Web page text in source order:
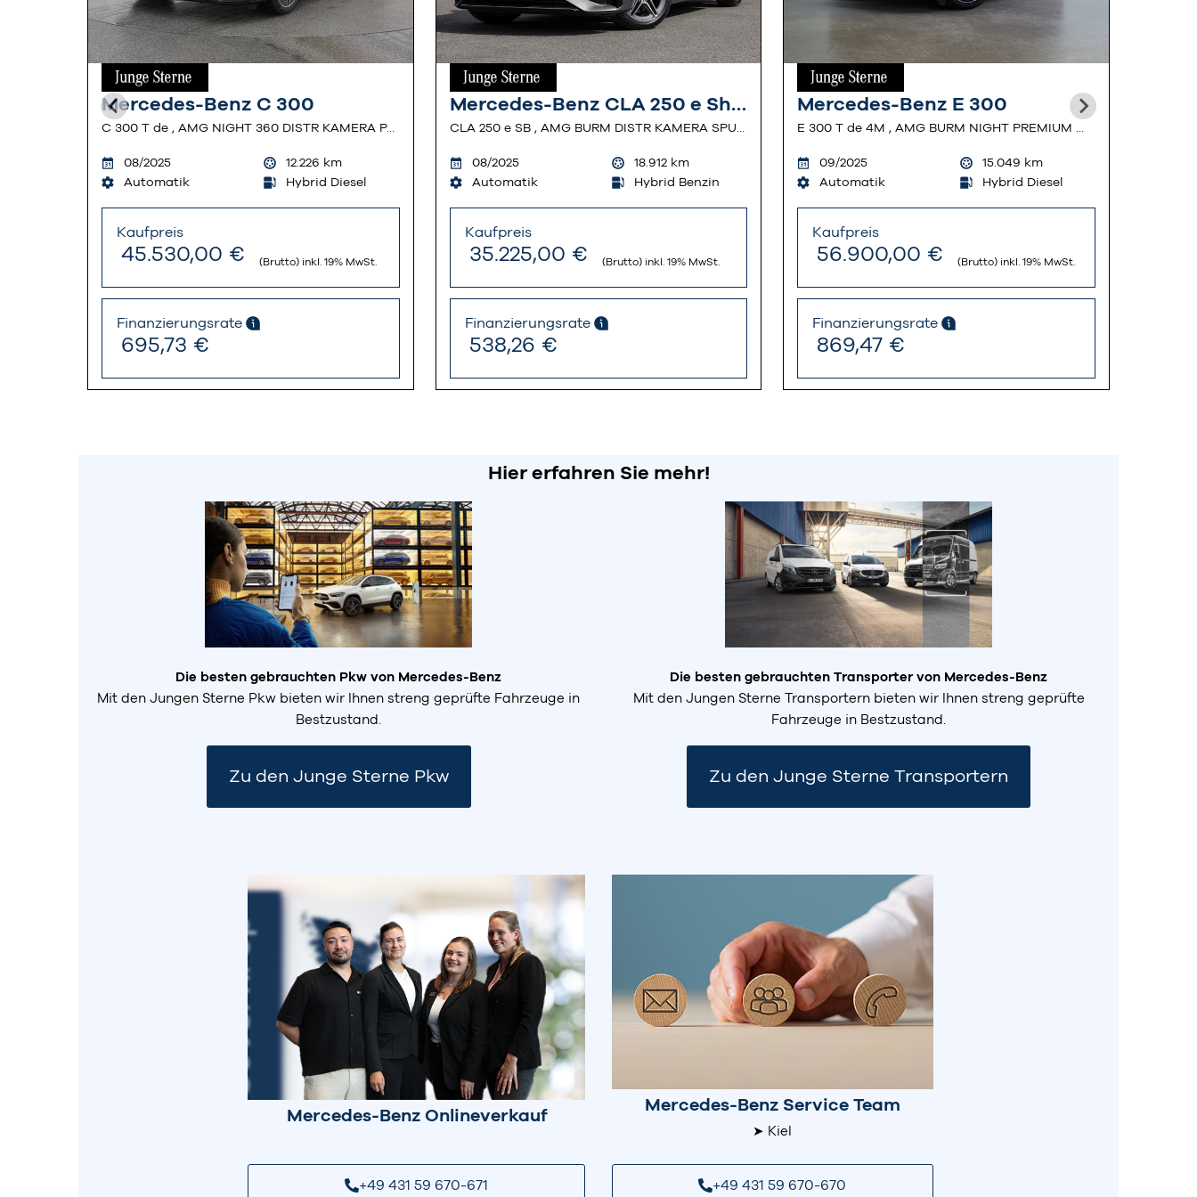
Mercedes-Benz C 300
C 300 T de , AMG NIGHT 360 DISTR KAMERA PANO
08/2025 12.226 km
Automatik
Hybrid Diesel
Kaufpreis
45.530,00 € (Brutto) inkl. 19% MwSt.
Finanzierungsrate
695,73 €
Mercedes-Benz CLA 250 e Shooting Brake
CLA 250 e SB , AMG BURM DISTR KAMERA SPUR STANDH
08/2025 18.912km
Automatik
Hybrid Benzin
Kaufpreis
35.225,00 € (Brutto) inkl. 19% MwSt.
Finanzierungsrate
538,26 €
Mercedes-Benz E 300
E 300 T de 4M , AMG BURM NIGHT PREMIUM MEMO 360
09/2025 15.049 km
Automatik
Hybrid Diesel
Kaufpreis
56.900,00 € (Brutto) inkl. 19% MwSt.
Finanzierungsrate
869,47 €
Hier erfahren Sie mehr!
Die besten gebrauchten Pkw von Mercedes-Benz
Mit den Jungen Sterne Pkw bieten wir Ihnen streng geprüfte Fahrzeuge in
Bestzustand.
Zu den Junge Sterne Pkw
Die besten gebrauchten Transporter von Mercedes-Benz
Mit den Jungen Sterne Transportern bieten wir Ihnen streng geprüfte
Fahrzeuge in Bestzustand.
Zu den Junge Sterne Transportern
Mercedes-Benz Onlineverkauf
+49 431 59 670-671
Mercedes-Benz Service Team
➤ Kiel
+49 431 59 670-670